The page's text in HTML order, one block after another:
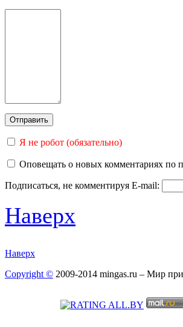
Я не робот (обязательно)
Оповещать о новых комментариях по
Подписаться, не комментируя E-mail:
Наверх
Наверх
Copyright © 2009-2014 mingas.ru – Мир